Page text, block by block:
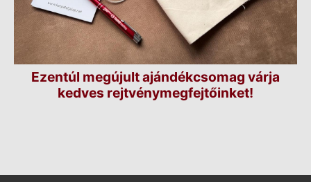
Ezentúl megújult ajándékcsomag várja
kedves rejtvénymegfejtőinket!